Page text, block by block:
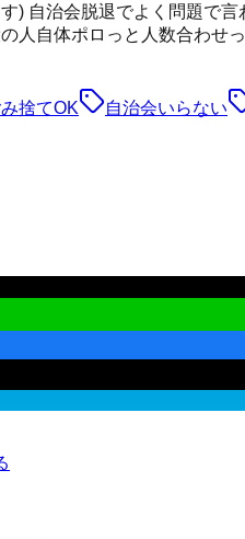
) 自治会脱退でよく問題で
人自体ポロっと人数合わせ
捨てOK 自治会いらない